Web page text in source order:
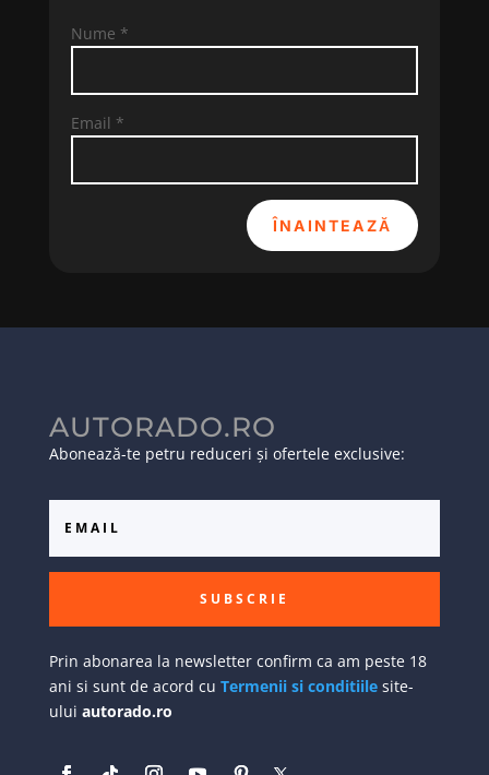
Nume *
Email *
ÎNAINTEAZĂ
AUTORADO.RO
Abonează-te petru reduceri și ofertele exclusive:
SUBSCRIE
Prin abonarea la newsletter confirm ca am peste 18
ani si sunt de acord cu Termenii si conditiilesite-
ului autorado.ro